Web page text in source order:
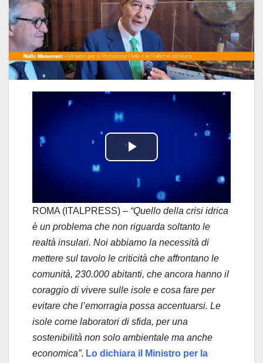
P
l
a
y
V
i
d
e
ROMA (ITALPRESS) – “Quello della crisi idrica
è un problema che non riguarda soltanto le
realtà insulari. Noi abbiamo la necessità di
mettere sul tavolo le criticità che affrontano le
comunità, 230.000 abitanti, che ancora hanno il
coraggio di vivere sulle isole e cosa fare per
evitare che l’emorragia possa accentuarsi. Le
isole come laboratori di sfida, per una
sostenibilità non solo ambientale ma anche
economica”. Lo dichiara il Ministro per la